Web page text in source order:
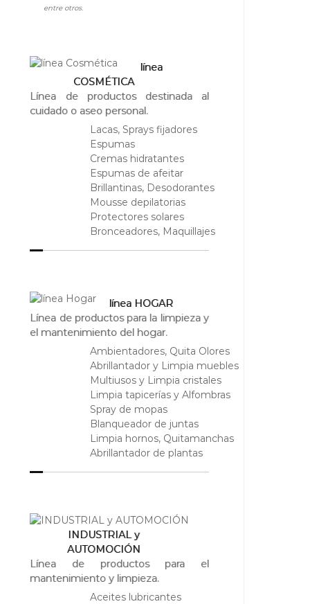
entre otros.
línea
COSMÉTICA
Línea de productos destinada al
cuidado o aseo personal.
Lacas, Sprays fijadores
Espumas
Cremas hidratantes
Espumas de afeitar
Brillantinas, Desodorantes
Mousse depilatorias
Protectores solares
Bronceadores, Maquillajes
línea HOGAR
Línea de productos para la limpieza y
el mantenimiento del hogar.
Ambientadores, Quita Olores
Abrillantador y Limpia muebles
Multiusos y Limpia cristales
Limpia tapicerías y Alfombras
Spray de mopas
Blanqueador de juntas
Limpia hornos, Quitamanchas
Abrillantador de plantas
INDUSTRIAL y
AUTOMOCIÓN
Línea de productos para el
mantenimiento y limpieza.
Aceites lubricantes